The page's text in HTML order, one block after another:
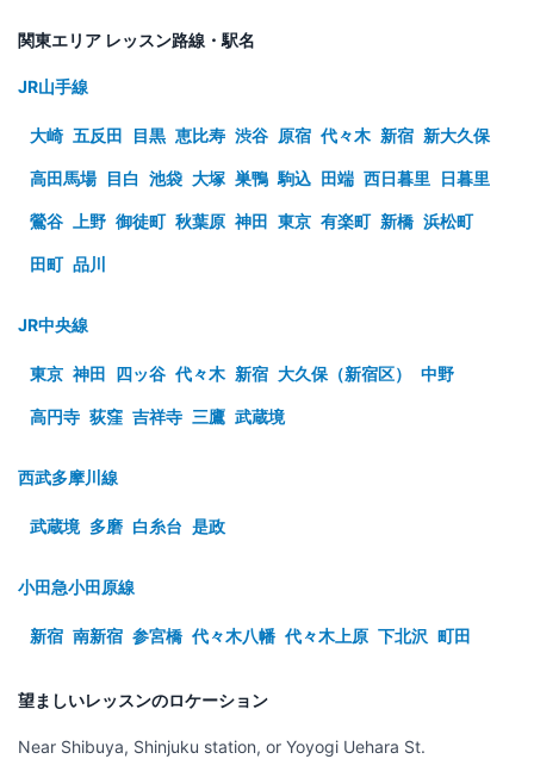
関東エリア レッスン路線・駅名
JR山手線
大崎 五反田 目黒 恵比寿 渋谷 原宿 代々木 新宿 新大久保
高田馬場 目白 池袋 大塚 巣鴨 駒込 田端 西日暮里 日暮里
鶯谷 上野 御徒町 秋葉原 神田 東京 有楽町 新橋 浜松町
田町 品川
JR中央線
東京 神田 四ッ谷 代々木 新宿 大久保（新宿区） 中野
高円寺 荻窪 吉祥寺 三鷹 武蔵境
西武多摩川線
武蔵境 多磨 白糸台 是政
小田急小田原線
新宿 南新宿 参宮橋 代々木八幡 代々木上原 下北沢 町田
望ましいレッスンのロケーション
Near Shibuya, Shinjuku station, or Yoyogi Uehara St.